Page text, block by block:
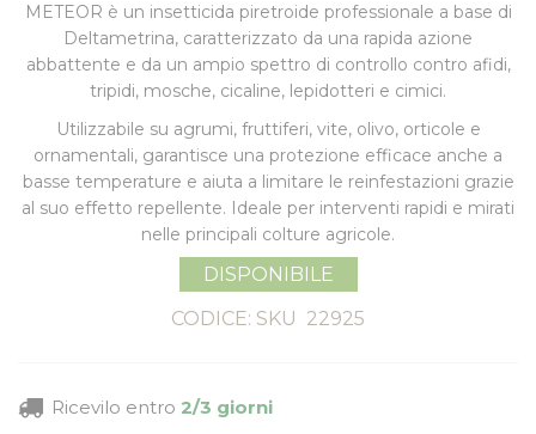
METEOR è un insetticida piretroide professionale a base di
Deltametrina, caratterizzato da una rapida azione
abbattente e da un ampio spettro di controllo contro afidi,
tripidi, mosche, cicaline, lepidotteri e cimici.
Utilizzabile su agrumi, fruttiferi, vite, olivo, orticole e
ornamentali, garantisce una protezione efficace anche a
basse temperature e aiuta a limitare le reinfestazioni grazie
al suo effetto repellente. Ideale per interventi rapidi e mirati
nelle principali colture agricole.
DISPONIBILE
CODICE: SKU 22925
Ricevilo entro 2/3 giorni